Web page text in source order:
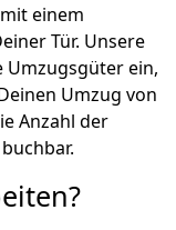
einem
Tür. Unsere
Umzugsgüter ein,
Umzug von
Anzahl der